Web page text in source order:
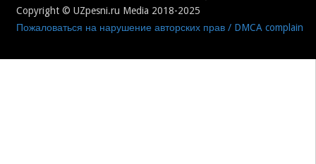
Copyright © UZpesni.ru Media 2018-2025
Пожаловаться на нарушение авторских прав / DMCA complain